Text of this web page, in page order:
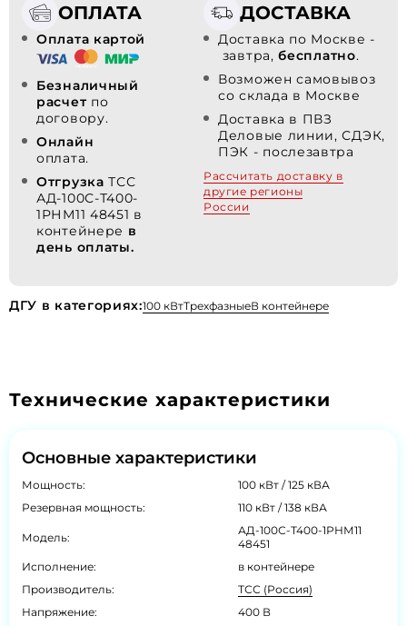
ОПЛАТА
Оплата картой
Безналичный
расчет по
договору.
Онлайн
оплата.
Отгрузка ТСС
АД-100С-Т400-
1РНМ11 48451 в
контейнере в
день оплаты.
ДОСТАВКА
Доставка по Москве -
завтра,бесплатно.
Возможен самовывоз
со склада в Москве
Доставка в ПВЗ
Деловые линии, СДЭК,
ПЭК - послезавтра
Рассчитать доставку в
другие регионы
России
ДГУ в категориях:100 кВтТрехфазныеВ контейнере
Технические характеристики
Основные характеристики
Мощность:
100 кВт / 125 кВА
Резервная мощность:
110 кВт / 138 кВА
Модель:
АД-100С-Т400-1РНМ11
48451
Исполнение:
в контейнере
Производитель:
ТСС (Россия)
Напряжение:
400 В